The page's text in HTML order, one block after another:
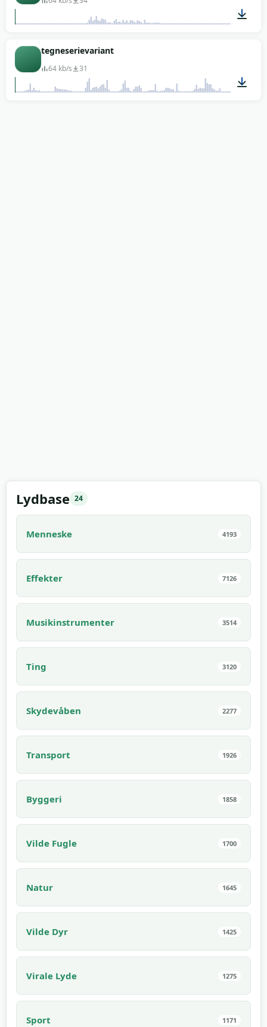
tegneserievariant
64 kb/s 31
Lydbase 24
Menneske 4193
Effekter 7126
Musikinstrumenter 3514
Ting 3120
Skydevåben 2277
Transport 1926
Byggeri 1858
Vilde Fugle 1700
Natur 1645
Vilde Dyr 1425
Virale Lyde 1275
Sport 1171